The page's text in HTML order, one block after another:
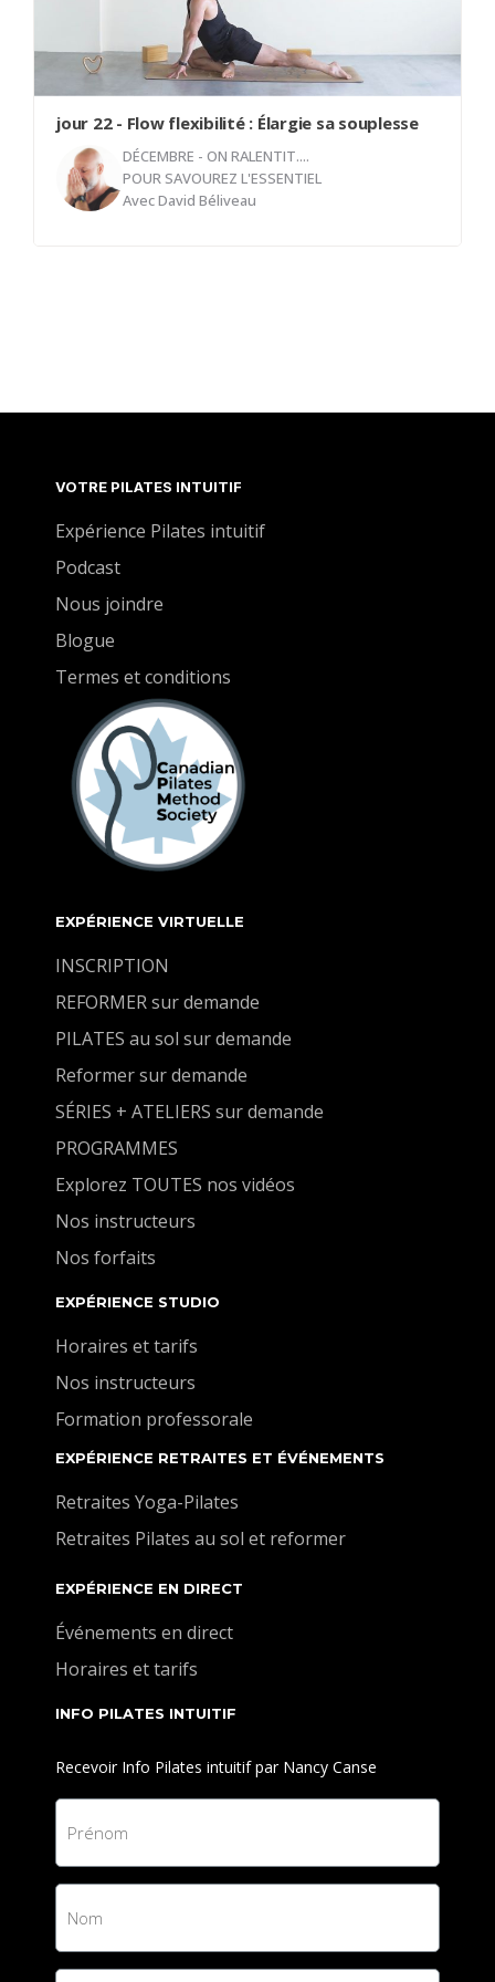
jour 22 - Flow flexibilité : Élargie sa souplesse
DÉCEMBRE - ON RALENTIT....
POUR SAVOUREZ L'ESSENTIEL
AvecDavid Béliveau
meilleure amplitude de mouvement tout en
à écouter votre corps et à élargir votre pratique
en douceur.
VOTRE PILATES INTUITIF
Expérience Pilates intuitif
Podcast
Nous joindre
Blogue
Termes et conditions
EXPÉRIENCE VIRTUELLE
INSCRIPTION
REFORMER sur demande
PILATES au sol sur demande
Reformer sur demande
SÉRIES + ATELIERS sur demande
PROGRAMMES
Explorez TOUTES nos vidéos
Nos instructeurs
Nos forfaits
EXPÉRIENCE STUDIO
Horaires et tarifs
Nos instructeurs
Formation professorale
EXPÉRIENCE RETRAITES ET ÉVÉNEMENTS
Retraites Yoga-Pilates
Retraites Pilates au sol et reformer
EXPÉRIENCE EN DIRECT
Événements en direct
Horaires et tarifs
INFO PILATES INTUITIF
Recevoir Info Pilates intuitif par Nancy Canse